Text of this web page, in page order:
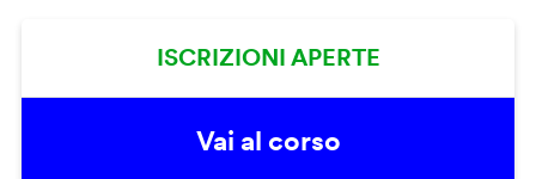
ISCRIZIONI APERTE
Vai al corso